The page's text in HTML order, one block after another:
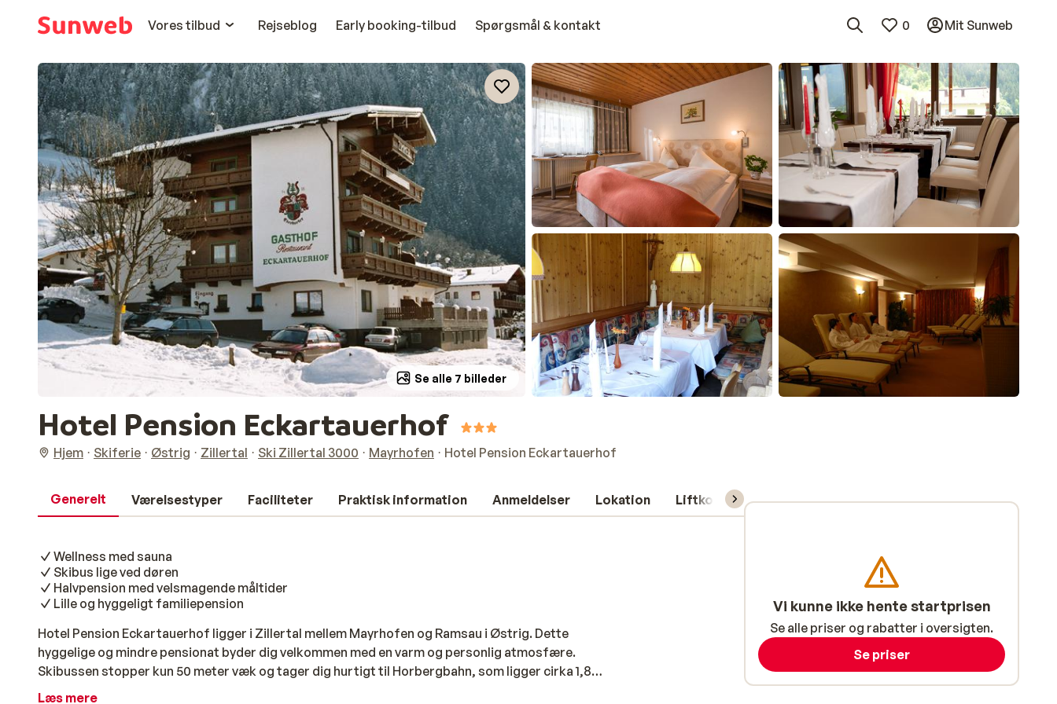
Vores tilbud
Rejseblog Early booking-tilbud Spørgsmål & kontakt 0 Mit Sunweb
Se alle 7 billeder
Hotel Pension Eckartauerhof
Hjem Skiferie Østrig Zillertal Ski Zillertal 3000 Mayrhofen Hotel Pension Eckartauerhof
Generelt Værelsestyper Faciliteter Praktisk information Anmeldelser Lokation Liftkort/skileje/undervisning
Wellness med sauna
Skibus lige ved døren
Halvpension med velsmagende måltider
Lille og hyggeligt familiepension
Hotel Pension Eckartauerhof ligger i Zillertal mellem Mayrhofen og Ramsau i Østrig. Dette
hyggelige og mindre pensionat byder dig velkommen med en varm og personlig atmosfære.
Skibussen stopper kun 50 meter væk og tager dig hurtigt til Horbergbahn, som ligger cirka 1,8
kilometer derfra. Bygningen har et traditionelt udtryk med masser af træ og varme farver.
Læs mere
Vi kunne ikke hente startprisen
Se alle priser og rabatter i oversigten.
Se priser